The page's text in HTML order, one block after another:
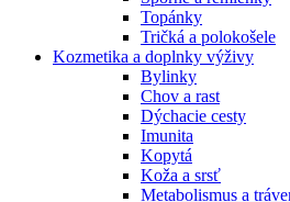
Topánky
Tričká a polokošele
Kozmetika a doplnky výživy
Bylinky
Chov a rast
Dýchacie cesty
Imunita
Kopytá
Koža a srsť
Metabolismus a